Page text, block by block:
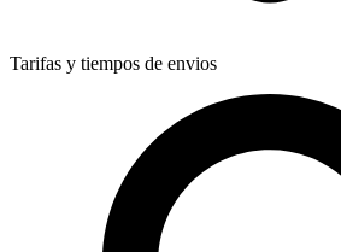
Tarifas y tiempos de envios